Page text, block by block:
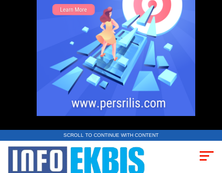
SCROLL TO CONTINUE WITH CONTENT